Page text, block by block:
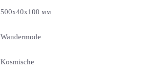
500x40x100 мм
Wandermode
Kosmische